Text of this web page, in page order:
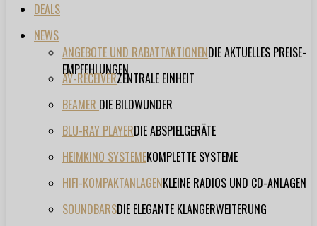
DEALS
NEWS
ANGEBOTE UND RABATTAKTIONENDIE AKTUELLES PREISE-
EMPFEHLUNGEN
AV-RECEIVERZENTRALE EINHEIT
BEAMER DIE BILDWUNDER
BLU-RAY PLAYERDIE ABSPIELGERÄTE
HEIMKINO SYSTEMEKOMPLETTE SYSTEME
HIFI-KOMPAKTANLAGENKLEINE RADIOS UND CD-ANLAGEN
SOUNDBARSDIE ELEGANTE KLANGERWEITERUNG